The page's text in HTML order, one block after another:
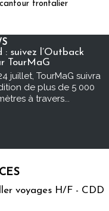
frontalier
: suivez l’Outback
TourMaG
juillet, TourMaG suivra
de plus de 5 000
à travers...
voyages H/F - CDD